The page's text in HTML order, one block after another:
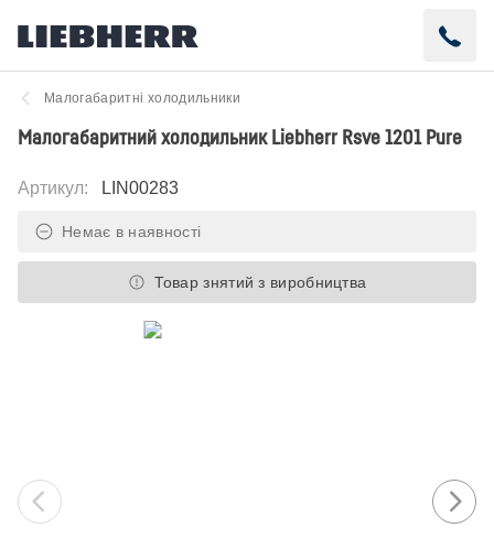
Малогабаритні холодильники
Малогабаритний холодильник Liebherr Rsve 1201 Pure
Артикул: LIN00283
Немає в наявності
Товар знятий з виробництва